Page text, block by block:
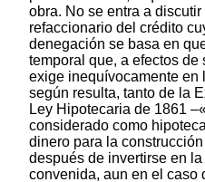
obra. No se entra a
refaccionario del crédito
denegación se basa en
temporal que, a efectos
exige inequívocamente en
según resulta, tanto de la
Ley Hipotecaria de 1861
considerado como
dinero para la
después de invertirse en
convenida, aun en el caso